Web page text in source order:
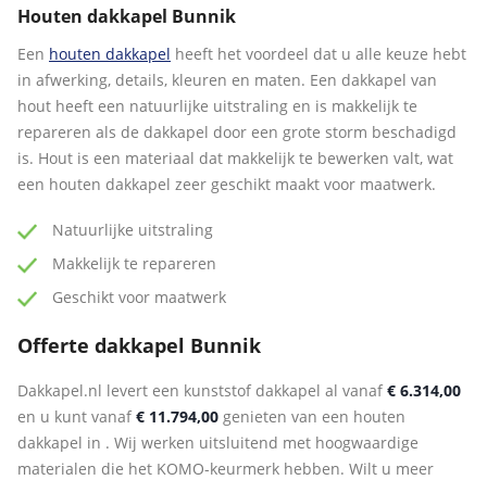
Houten dakkapel Bunnik
Een houten dakkapel heeft het voordeel dat u alle keuze hebt
in afwerking, details, kleuren en maten. Een dakkapel van
hout heeft een natuurlijke uitstraling en is makkelijk te
repareren als de dakkapel door een grote storm beschadigd
is. Hout is een materiaal dat makkelijk te bewerken valt, wat
een houten dakkapel zeer geschikt maakt voor maatwerk.
Natuurlijke uitstraling
Makkelijk te repareren
Geschikt voor maatwerk
Offerte dakkapel Bunnik
Dakkapel.nl levert een kunststof dakkapel al vanaf€ 6.314,00
en u kunt vanaf€ 11.794,00 genieten van een houten
dakkapel in . Wij werken uitsluitend met hoogwaardige
materialen die het KOMO-keurmerk hebben. Wilt u meer